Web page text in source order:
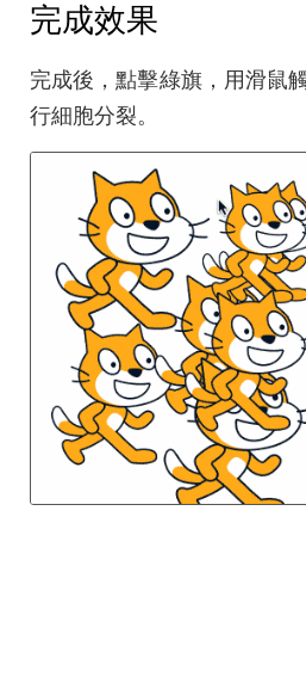
完成效果
完成後，點擊綠旗，用滑鼠
行細胞分裂。